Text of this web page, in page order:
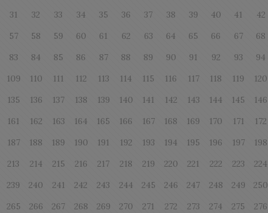
31 32 33 34 35 36 37 38 39 40 41 42
57 58 59 60 61 62 63 64 65 66 67 68
83 84 85 86 87 88 89 90 91 92 93 94
109 110 111 112 113 114 115 116 117 118 119 120
135 136 137 138 139 140 141 142 143 144 145 146
161 162 163 164 165 166 167 168 169 170 171 172
187 188 189 190 191 192 193 194 195 196 197 198
213 214 215 216 217 218 219 220 221 222 223 224
239 240 241 242 243 244 245 246 247 248 249 250
265 266 267 268 269 270 271 272 273 274 275 276